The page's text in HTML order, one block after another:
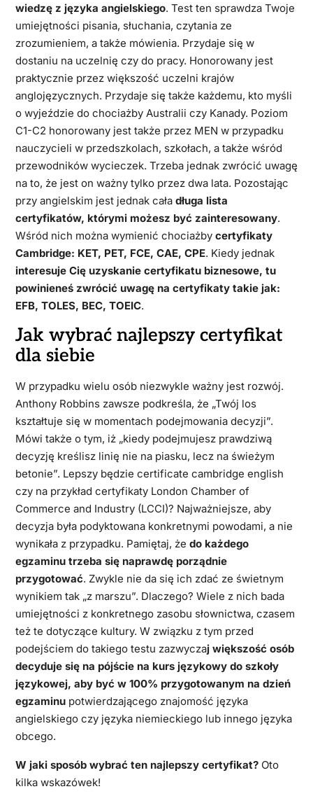
wiedzę z języka angielskiego. Test ten sprawdza Twoje
umiejętności pisania, słuchania, czytania ze
zrozumieniem, a także mówienia. Przydaje się w
dostaniu na uczelnię czy do pracy. Honorowany jest
praktycznie przez większość uczelni krajów
anglojęzycznych. Przydaje się także każdemu, kto myśli
o wyjeździe do chociażby Australii czy Kanady. Poziom
C1-C2 honorowany jest także przez MEN w przypadku
nauczycieli w przedszkolach, szkołach, a także wśród
przewodników wycieczek. Trzeba jednak zwrócić uwagę
na to, że jest on ważny tylko przez dwa lata. Pozostając
przy angielskim jest jednak cała długa lista
certyfikatów, którymi możesz być zainteresowany.
Wśród nich można wymienić chociażbycertyfikaty
Cambridge: KET, PET, FCE, CAE, CPE. Kiedy jednak
interesuje Cię uzyskanie certyfikatu biznesowe, tu
powinieneś zwrócić uwagę na certyfikaty takie jak:
EFB, TOLES, BEC, TOEIC.
Jak wybrać najlepszy certyfikat
dla siebie
W przypadku wielu osób niezwykle ważny jest rozwój.
Anthony Robbins zawsze podkreśla, że „Twój los
kształtuje się w momentach podejmowania decyzji”.
Mówi także o tym, iż „kiedy podejmujesz prawdziwą
decyzję kreślisz linię nie na piasku, lecz na świeżym
betonie”. Lepszy będzie certificate cambridge english
czy na przykład certyfikaty London Chamber of
Commerce and Industry (LCCI)? Najważniejsze, aby
decyzja była podyktowana konkretnymi powodami, a nie
wynikała z przypadku. Pamiętaj, że do każdego
egzaminu trzeba się naprawdę porządnie
przygotować. Zwykle nie da się ich zdać ze świetnym
wynikiem tak „z marszu”. Dlaczego? Wiele z nich bada
umiejętności z konkretnego zasobu słownictwa, czasem
też te dotyczące kultury. W związku z tym przed
podejściem do takiego testu zazwyczaj większość osób
decyduje się na pójście na kurs językowy do szkoły
językowej, aby być w 100% przygotowanym na dzień
egzaminupotwierdzającego znajomość języka
angielskiego czy języka niemieckiego lub innego języka
obcego.
W jaki sposób wybrać ten najlepszy certyfikat?Oto
kilka wskazówek!